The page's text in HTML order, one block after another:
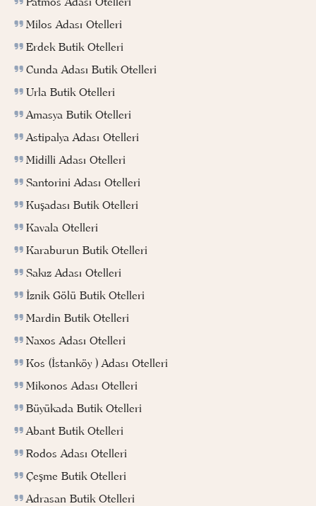
Milos Adası Otelleri
Erdek Butik Otelleri
Cunda Adası Butik Otelleri
Urla Butik Otelleri
Amasya Butik Otelleri
Astipalya Adası Otelleri
Midilli Adası Otelleri
Santorini Adası Otelleri
Kuşadası Butik Otelleri
Kavala Otelleri
Karaburun Butik Otelleri
Sakız Adası Otelleri
İznik Gölü Butik Otelleri
Mardin Butik Otelleri
Naxos Adası Otelleri
Kos (İstanköy ) Adası Otelleri
Mikonos Adası Otelleri
Büyükada Butik Otelleri
Abant Butik Otelleri
Rodos Adası Otelleri
Çeşme Butik Otelleri
Adrasan Butik Otelleri